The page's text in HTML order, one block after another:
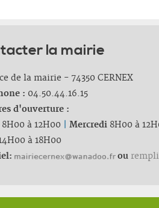
la mairie
de la mairie - 74350 CERNEX
: 04.50.44.16.15
d'ouverture :
8H00 à 12H00 Mercredi 8H00 à
à 18H00
ou